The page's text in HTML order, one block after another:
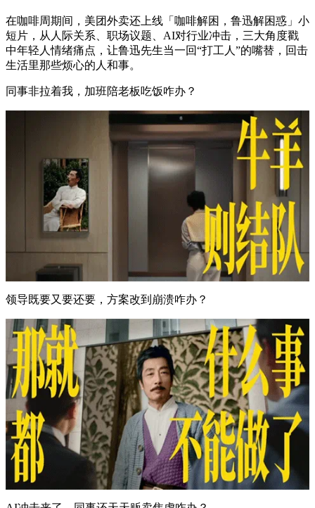
在咖啡周期间，美团外卖还上线「咖啡解困，鲁迅解困惑」小
短片，从人际关系、职场议题、AI对行业冲击，三大角度戳
中年轻人情绪痛点，让鲁迅先生当一回“打工人”的嘴替，回击
生活里那些烦心的人和事。
同事非拉着我，加班陪老板吃饭咋办？
领导既要又要还要，方案改到崩溃咋办？